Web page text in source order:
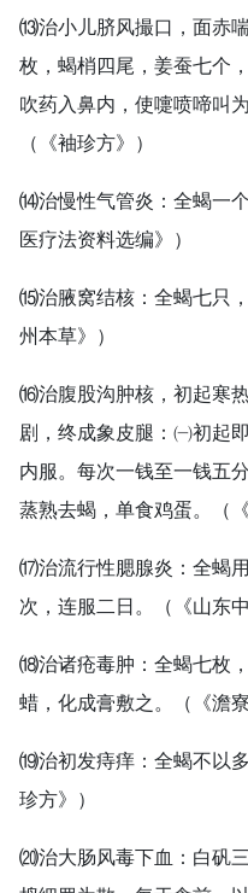
⒀治小儿脐风撮口，面赤
枚，蝎梢四尾，姜蚕七个
吹药入鼻内，使嚏喷啼叫
（《袖珍方》）
⒁治慢性气管炎：全蝎一
医疗法资料选编》）
⒂治腋窝结核：全蝎七只
州本草》）
⒃治腹股沟肿核，初起寒
剧，终成象皮腿：㈠初起
内服。每次一钱至一钱五
蒸熟去蝎，单食鸡蛋。（
⒄治流行性腮腺炎：全蝎
次，连服二日。（《山东
⒅治诸疮毒肿：全蝎七枚
蜡，化成膏敷之。（《澹寮
⒆治初发痔痒：全蝎不以
珍方》）
⒇治大肠风毒下血：白矾